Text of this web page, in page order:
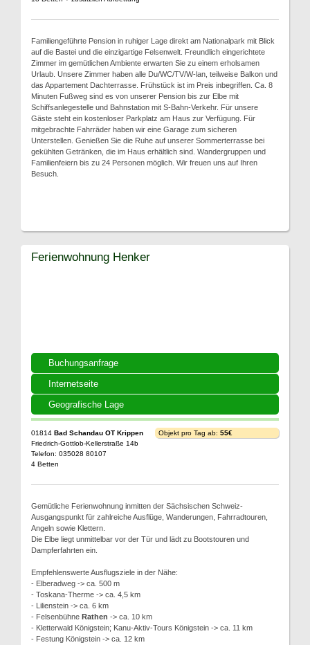
Familiengeführte Pension in ruhiger Lage direkt am Nationalpark mit Blick
auf die Bastei und die einzigartige Felsenwelt. Freundlich eingerichtete
Zimmer im gemütlichen Ambiente erwarten Sie zu einem erholsamen
Urlaub. Unsere Zimmer haben alle Du/WC/TV/W-lan, teilweise Balkon und
das Appartement Dachterrasse. Frühstück ist im Preis inbegriffen. Ca. 8
Minuten Fußweg sind es von unserer Pension bis zur Elbe mit
Schiffsanlegestelle und Bahnstation mit S-Bahn-Verkehr. Für unsere
Gäste steht ein kostenloser Parkplatz am Haus zur Verfügung. Für
mitgebrachte Fahrräder haben wir eine Garage zum sicheren
Unterstellen. Genießen Sie die Ruhe auf unserer Sommerterrasse bei
gekühlten Getränken, die im Haus erhältlich sind. Wandergruppen und
Familienfeiern bis zu 24 Personen möglich. Wir freuen uns auf Ihren
Besuch.
Buchungsanfrage
Internetseite
Geografische Lage
Ferienwohnung Henker
01814 Bad Schandau OT Krippen
Friedrich-Gottlob-Kellerstraße 14b
Telefon: 035028 80107
4 Betten
Objekt pro Tag ab: 55€
Gemütliche Ferienwohnung inmitten der Sächsischen Schweiz-
Ausgangspunkt für zahlreiche Ausflüge, Wanderungen, Fahrradtouren,
Angeln sowie Klettern.
Die Elbe liegt unmittelbar vor der Tür und lädt zu Bootstouren und
Dampferfahrten ein.
Empfehlenswerte Ausflugsziele in der Nähe:
- Elberadweg -> ca. 500 m
- Toskana-Therme -> ca. 4,5 km
- Lilienstein -> ca. 6 km
- Felsenbühne Rathen -> ca. 10 km
- Kletterwald Königstein; Kanu-Aktiv-Tours Königstein -> ca. 11 km
- Festung Königstein -> ca. 12 km